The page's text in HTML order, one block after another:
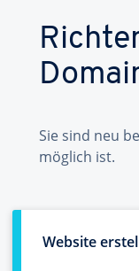
Sie sind neu
möglich ist.
Website